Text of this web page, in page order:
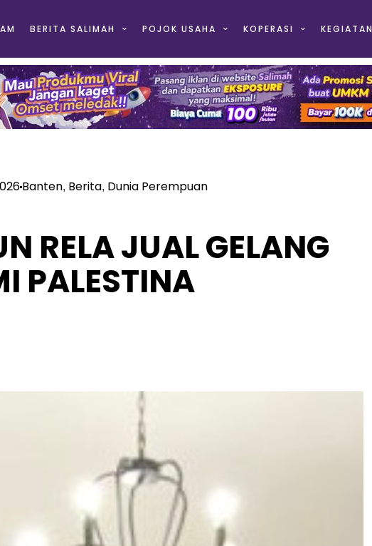
BERITA SALIMAH POJOK USAHA KOPERASI KEGIATAN
Banten, Berita, Dunia Perempuan
RELA JUAL GELANG
PALESTINA